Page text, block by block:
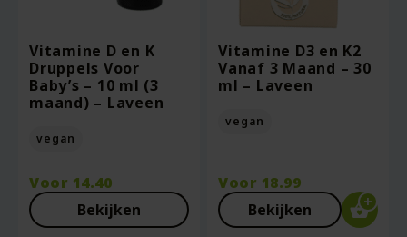
Vitamine D en K
Druppels Voor
Baby’s – 10 ml (3
maand) – Laveen
vegan
Voor 14.40
Bekijken
Vitamine D3 en K2
Vanaf 3 Maand – 30
ml – Laveen
vegan
Voor 18.99
Bekijken